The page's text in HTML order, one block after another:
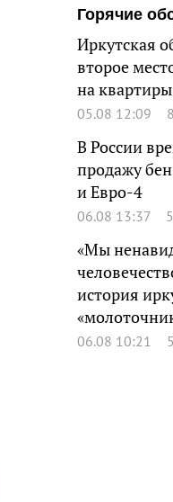
Горячие
Иркутская
второе
на
05.08 12:09
В России
продажу
и Евро-4
06.08 13:37
«Мы
история
06.08 10:21